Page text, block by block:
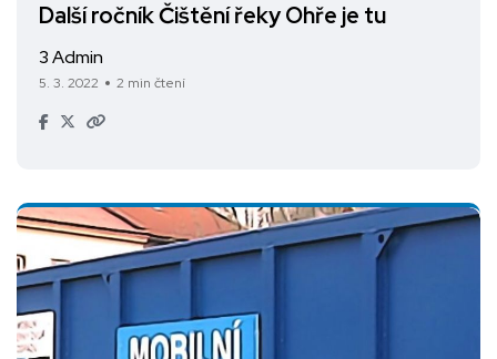
Další ročník Čištění řeky Ohře je tu
3 Admin
5. 3. 2022 2 min čtení